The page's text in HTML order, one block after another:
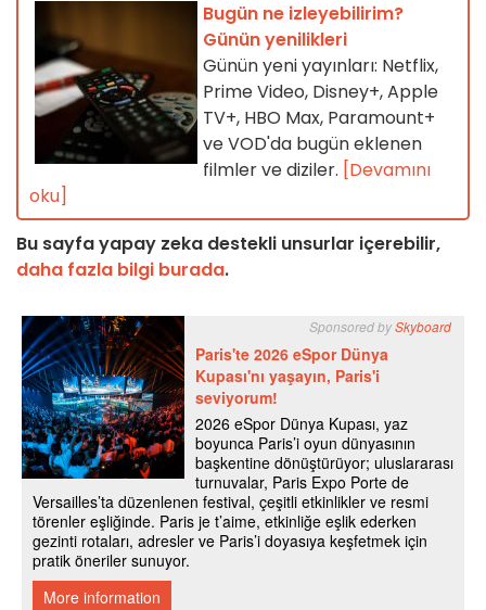
Bugün ne izleyebilirim?
Günün yenilikleri
Günün yeni yayınları: Netflix,
Prime Video, Disney+, Apple
TV+, HBO Max, Paramount+
ve VOD'da bugün eklenen
filmler ve diziler. [Devamını
oku]
Bu sayfa yapay zeka destekli unsurlar içerebilir,
daha fazla bilgi burada.